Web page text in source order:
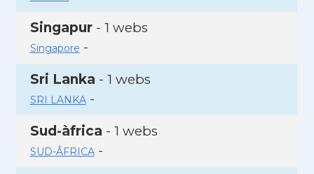
Singapur- 1 webs
Singapore -
Sri Lanka - 1 webs
SRI LANKA-
Sud-àfrica - 1 webs
SUD-ÂFRICA-